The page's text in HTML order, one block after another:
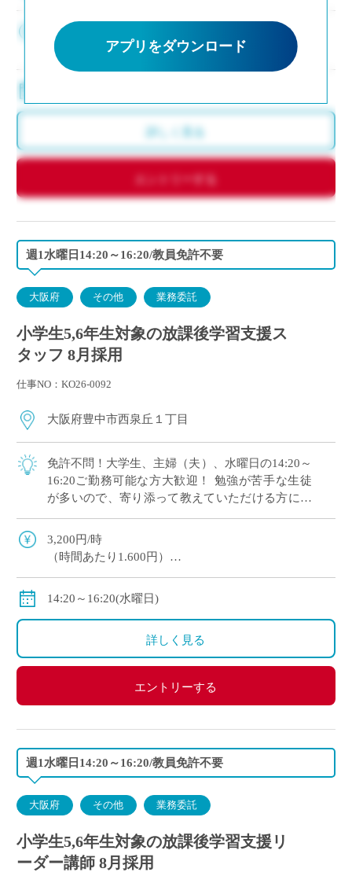
アプリをダウンロード
0,000円/時
◇交通費：定期代支給
週1水曜日14:20～16:20/教員免許不要
大阪府 その他 業務委託
小学生5,6年生対象の放課後学習支援ス
タッフ 8月採用
仕事NO：KO26-0092
大阪府豊中市西泉丘１丁目
免許不問！大学生、主婦（夫）、水曜日の14:20～
16:20ご勤務可能な方大歓迎！ 勉強が苦手な生徒
が多いので、寄り添って教えていただける方にオ
ススメです。 マイカー通勤OK（交通費補助あ
り）※一部マイカー不可の学校あり
3,200円/時
（時間あたり1.600円）
交通費全額支給
＊業務委託契約の報酬モデルを記載しています。
14:20～16:20(水曜日)
詳しく見る
エントリーする
週1水曜日14:20～16:20/教員免許不要
大阪府 その他 業務委託
小学生5,6年生対象の放課後学習支援リ
ーダー講師 8月採用